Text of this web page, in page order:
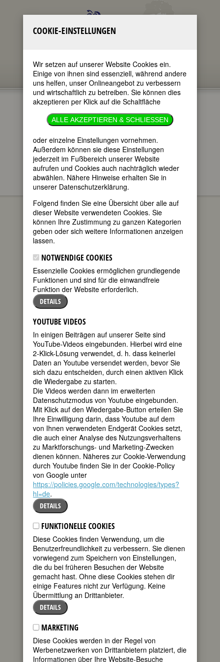
im ganzen Text
nur in Titeln
FEMBIO SPECIALS
FEMBIOGRAFIEN VON
MECHTHILD WINKLER-JORDAN (1947 - 2025)
Käthe Dorsch
FEMBIO SPECIAL: FEMBIOGRAFIEN
VON MECHTHILD WINKLER-JORDAN
(1947 - 2025)
KÄTHE DORSCH
geboren am
29. Dezember
Neumarkt
gestorben am
25. Dezember
1957 in Wien
deutsche Bühnen- und
Filmschauspielerin
135. Geburtstag am 29. Dezember
2025
Biografie•Literatur & Quellen
BIOGRAFIE
Als kleine Elfe in Hauptmanns
„Versunkener Glocke” begann sie mit 15
Jahren am Nürnberger Stadttheater; als
Elisabeth stand sie, neben Paula
Wessely als Maria, zum letzten Mal etwa
auf der Bühne.
Sie gilt als eine der letzten großen
Tragödinnen des deutschsprachigen
Theaters, obgleich sie – wohl angeregt,
aber nicht wirklich ausgebildet durch
den Besuch einer Musikschule – ihre
ersten Bühnenerfolge als Operetten-
Soubrette am Stadttheater Mainz
feierte. Bevor sie sich dort vorstellte,
Restaurant ein, verwechselte wegen
Aufregung und Kurzsichtigkeit die
COOKIE-EINSTELLUNGEN
Wir setzen auf unserer Website Cookies ein.
Einige von ihnen sind essenziell, während andere
uns helfen, unser Onlineangebot zu verbessern
und wirtschaftlich zu betreiben. Sie können dies
akzeptieren per Klick auf die Schaltfläche
ALLE AKZEPTIEREN & SCHLIESSEN
oder einzelne Einstellungen vornehmen.
Außerdem können sie diese Einstellungen
jederzeit im Fußbereich unserer Website
aufrufen und Cookies auch nachträglich wieder
abwählen. Nähere Hinweise erhalten Sie in
unserer Datenschutzerklärung.
Folgend finden Sie eine Übersicht über alle auf
dieser Website verwendeten Cookies. Sie
können Ihre Zustimmung zu ganzen Kategorien
geben oder sich weitere Informationen anzeigen
lassen.
NOTWENDIGE COOKIES
Essenzielle Cookies ermöglichen grundlegende
Funktionen und sind für die einwandfreie
Funktion der Website erforderlich.
DETAILS
YOUTUBE VIDEOS
In einigen Beiträgen auf unserer Seite sind
YouTube-Videos eingebunden. Hierbei wird eine
2-Klick-Lösung verwendet, d. h. dass keinerlei
Daten an Youtube versendet werden, bevor Sie
sich dazu entscheiden, durch einen aktiven Klick
die Wiedergabe zu starten.
Die Videos werden dann im erweiterten
Datenschutzmodus von Youtube eingebunden.
Mit Klick auf den Wiedergabe-Button erteilen Sie
Ihre Einwilligung darin, dass Youtube auf dem
von Ihnen verwendeten Endgerät Cookies setzt,
die auch einer Analyse des Nutzungsverhaltens
zu Marktforschungs- und Marketing-Zwecken
dienen können. Näheres zur Cookie-Verwendung
durch Youtube finden Sie in der Cookie-Policy
von Google unter
https://policies.google.com/technologies/types?
hl=de.
DETAILS
FUNKTIONELLE COOKIES
Diese Cookies finden Verwendung, um die
Benutzerfreundlichkeit zu verbessern. Sie dienen
vorwiegend zum Speichern von Einstellungen,
die du bei früheren Besuchen der Website
gemacht hast. Ohne diese Cookies stehen dir
einige Features nicht zur Verfügung. Keine
Übermittlung an Drittanbieter.
DETAILS
MARKETING
Diese Cookies werden in der Regel von
Werbenetzwerken von Drittanbietern platziert, die
Informationen über Ihre Website-Besuche